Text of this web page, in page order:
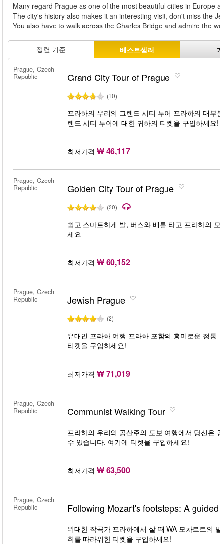
Many regard Prague as one of the most beautiful cities in
The city's history also makes it an interesting visit, don't miss the
You also have to walk across the Charles Bridge and admire the
정렬 기준 베스트셀러
Prague, Czech
Republic
Grand City Tour of Prague
(10)
프라하의 우리의 그랜드 시티 투어 프라하의 대
랜드 시티 투어에 대한 귀하의 티켓을 구입하세요!
최저가격 ₩ 46,117
Prague, Czech
Republic
Golden City Tour of Prague
(20)
쉽고 스마트하게 발, 버스와 배를 타고 프라하의
세요!
최저가격 ₩ 60,152
Prague, Czech
Republic
Jewish Prague
(2)
유대인 프라하 여행 프라하 포함의 흥미로운 정
티켓을 구입하세요!
최저가격 ₩ 71,019
Prague, Czech
Republic
Communist Walking Tour
프라하의 우리의 공산주의 도보 여행에서 당신
수 있습니다. 여기에 티켓을 구입하세요!
최저가격 ₩ 63,500
Prague, Czech
Republic
Following Mozart's footsteps: A
위대한 작곡가 프라하에서 살 때 WA 모차르트의
취를 따라위한 티켓을 구입하세요!